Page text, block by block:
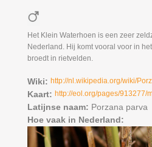
Het Klein Waterhoen is een zeer
Nederland. Hij komt vooral voor in
broedt in rietvelden.
Wiki: http://nl.wikipedia.org/wiki/
Kaart: http://eol.org/pages/913277/
Latijnse naam: Porzana parva
Hoe vaak in Nederland: